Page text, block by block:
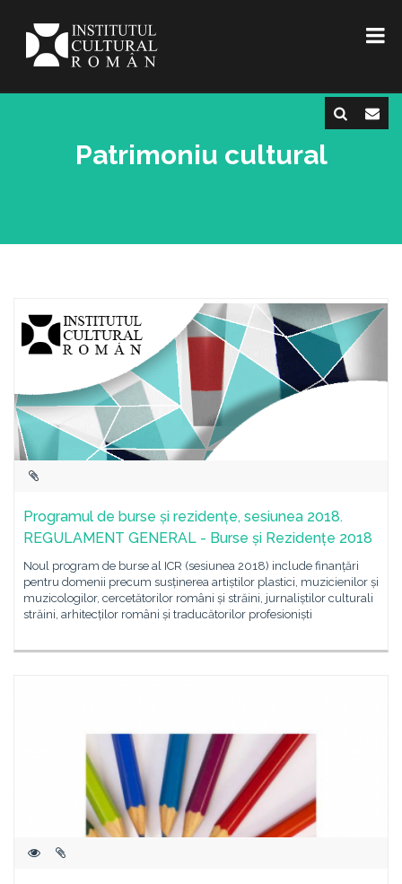
Patrimoniu cultural
Programul de burse și rezidențe, sesiunea 2018.
REGULAMENT GENERAL - Burse și Rezidențe 2018
Noul program de burse al ICR (sesiunea 2018) include finanțări
pentru domenii precum susținerea artiștilor plastici, muzicienilor și
muzicologilor, cercetătorilor români și străini, jurnaliștilor culturali
străini, arhitecților români și traducătorilor profesioniști